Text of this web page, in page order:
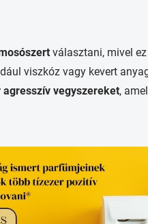
választani, mivel
viszkóz vagy kevert
vegyszereket,